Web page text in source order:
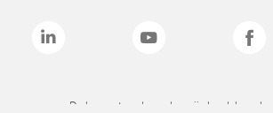
De bovenstaande merken zijn